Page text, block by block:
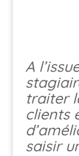
A
traiter
clients
saisir